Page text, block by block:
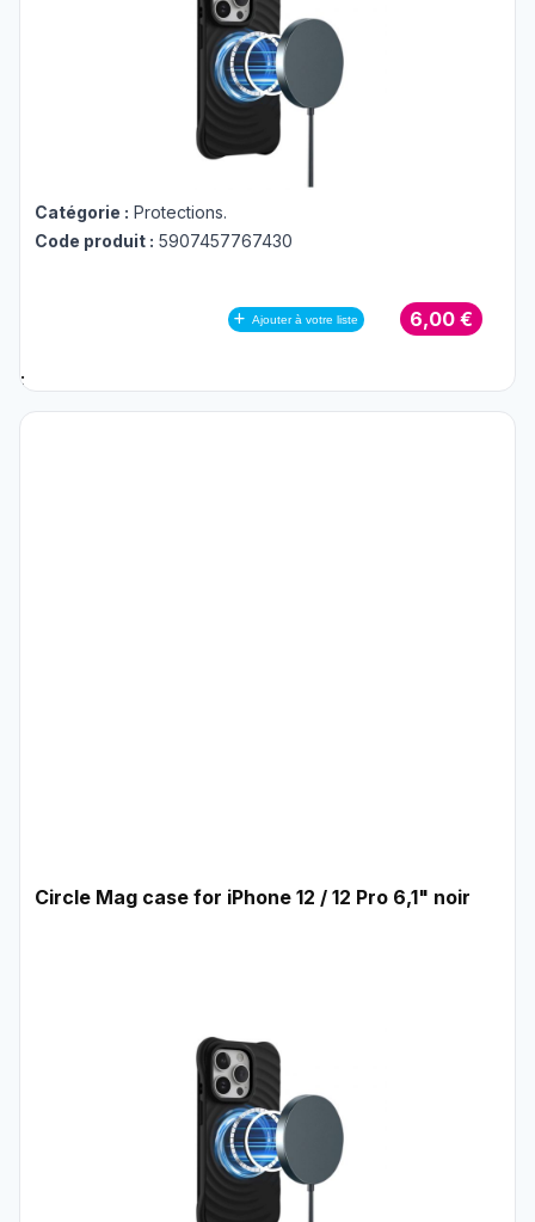
Catégorie : Protections.
Code produit : 5907457767430
Ajouter à votre liste 6,00 €
;
Circle Mag case for iPhone 12 / 12 Pro 6,1" noir